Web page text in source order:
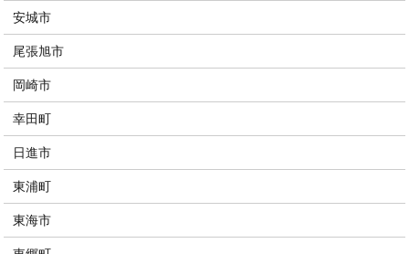
安城市
尾張旭市
岡崎市
幸田町
日進市
東浦町
東海市